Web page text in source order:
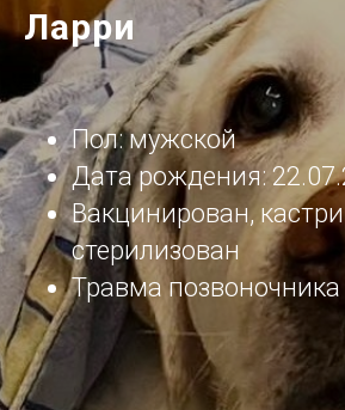
Ларри
Пол: мужской
Дата рождения:
Вакцинирован,
стерилизован
Травма позвоночника